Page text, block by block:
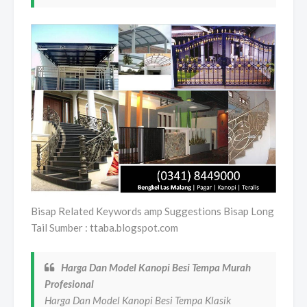
Bisap Related Keywords amp Suggestions Bisap Long
Tail Sumber : ttaba.blogspot.com
Harga Dan Model Kanopi Besi Tempa Murah
Profesional
Harga Dan Model Kanopi Besi Tempa Klasik